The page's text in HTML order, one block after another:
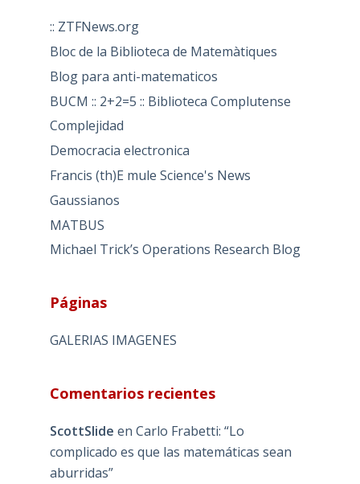
:: ZTFNews.org
Bloc de la Biblioteca de Matemàtiques
Blog para anti-matematicos
BUCM :: 2+2=5 :: Biblioteca Complutense
Complejidad
Democracia electronica
Francis (th)E mule Science's News
Gaussianos
MATBUS
Michael Trick’s Operations Research Blog
Páginas
GALERIAS IMAGENES
Comentarios recientes
ScottSlide en Carlo Frabetti: “Lo
complicado es que las matemáticas sean
aburridas”